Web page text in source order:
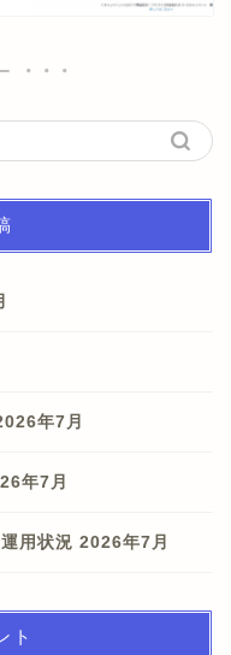
年7月
年7月
用状況 2026年7月
ト